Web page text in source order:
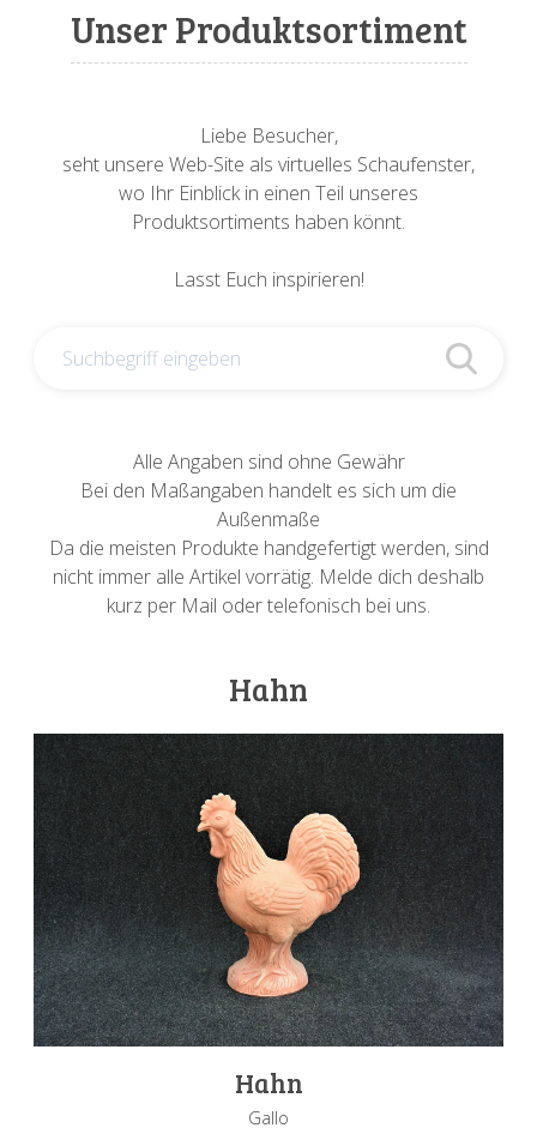
Unser Produktsortiment
Liebe Besucher,
seht unsere Web-Site als virtuelles Schaufenster,
wo Ihr Einblick in einen Teil unseres
Produktsortiments haben könnt.
Lasst Euch inspirieren!
Alle Angaben sind ohne Gewähr
Bei den Maßangaben handelt es sich um die
Außenmaße
Da die meisten Produkte handgefertigt werden, sind
nicht immer alle Artikel vorrätig. Melde dich deshalb
kurz per Mail oder telefonisch bei uns.
Hahn
Hahn
Gallo
Sonnenuhren
Spardosen
Vögel
Vogeltränken
Verschiedene
Wandschalen
Sockel + Säulen
Tierfiguren
Meeresbewohner
Schildkröten
Schweine + Wildschweine
Verschiedene
Zwiebel- + Knoblauchtöpfe